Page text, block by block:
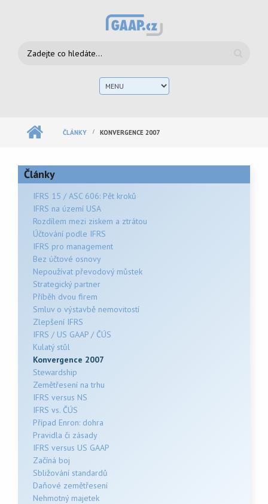
Vyhledávání
ČLÁNKY KONVERGENCE 2007
Články
IFRS 15 / ASC 606: Pět kroků
IFRS na území USA
Rozdílem mezi ziskem a ztrátou
Účtování podle IFRS
IFRS pro management
Bez účtové osnovy
Nepoužívat převodový můstek
Strategický partner
Příběh dvou firem
Smluv o výstavbě nemovitostí
Zlepšení IFRS
IFRS / US GAAP / ČÚS
Kulatý stůl
Konvergence 2007
Stewardship
Zemětřesení na trhu
IFRS versus NS
IFRS vs. ČÚS
Případ Enron: dohra
Pravidla či zásady
IFRS versus US GAAP
Začíná boj
Sbližování standardů
Daňové zemětřesení
Nehmotný majetek